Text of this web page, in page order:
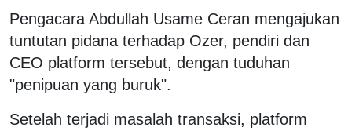
Pengacara Abdullah Usame Ceran mengajukan
tuntutan pidana terhadap Ozer, pendiri dan
CEO platform tersebut, dengan tuduhan
"penipuan yang buruk".
Setelah terjadi masalah transaksi, platform